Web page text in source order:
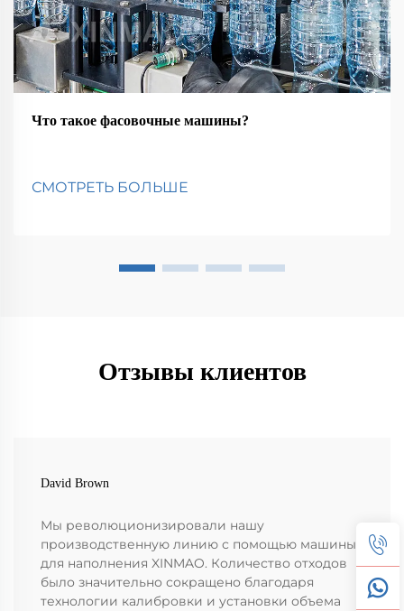
Что такое фасовочные машины?
СМОТРЕТЬ БОЛЬШЕ
Отзывы клиентов
David Brown
Мы революционизировали нашу
производственную линию с помощью машины
для наполнения XINMAO. Количество отходов
было значительно сокращено благодаря
технологии калибровки и установки объема